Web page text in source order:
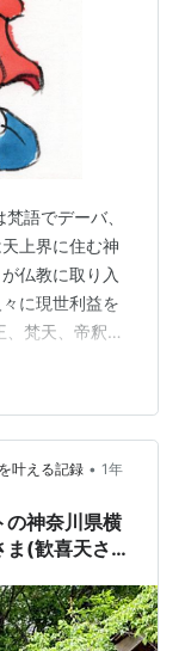
語でデーバ、
上界に住む神
仏教に取り入
に現世利益を
梵天、帝釈天
分けられる。
（金剛力士）、
に入る。 これ
そのままの形
かなり異質の
②帝…
叶える記録 • 1年
の神奈川県横
ま(歓喜天さ